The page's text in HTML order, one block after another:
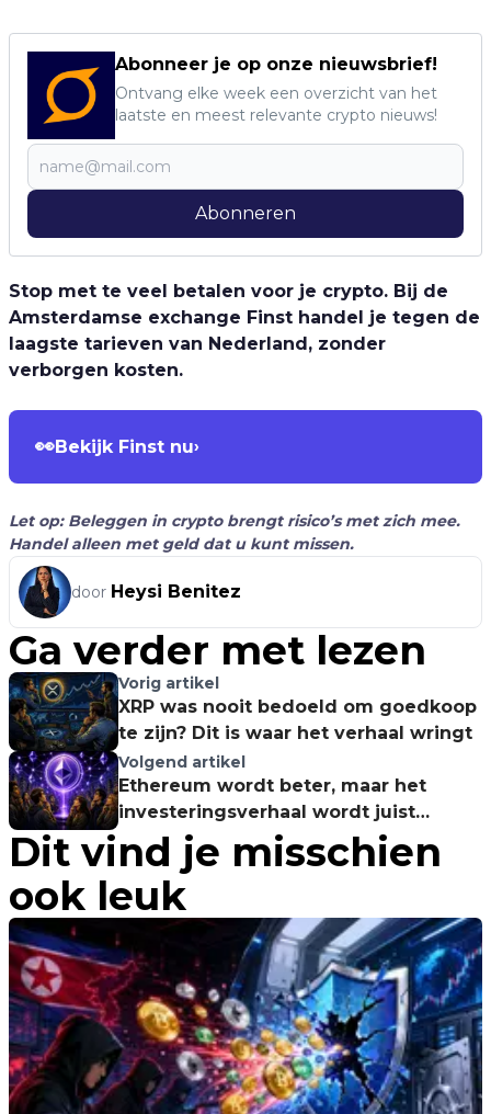
Abonneer je op onze nieuwsbrief!
Ontvang elke week een overzicht van het
laatste en meest relevante crypto nieuws!
Abonneren
Stop met te veel betalen voor je crypto. Bij de
Amsterdamse exchange Finst handel je tegen de
laagste tarieven van Nederland, zonder
verborgen kosten.
👀Bekijk Finst nu›
Let op: Beleggen in crypto brengt risico’s met zich mee.
Handel alleen met geld dat u kunt missen.
door Heysi Benitez
Ga verder met lezen
Vorig artikel
XRP was nooit bedoeld om goedkoop
te zijn? Dit is waar het verhaal wringt
Volgend artikel
Ethereum wordt beter, maar het
investeringsverhaal wordt juist
moeilijker
Dit vind je misschien
ook leuk